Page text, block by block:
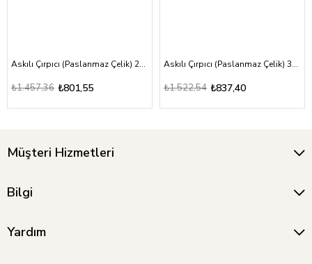
Askılı Çırpıcı (Paslanmaz Çelik) 25 cm
₺801,55
₺1.457,36
Askılı Çırpıcı (Paslanmaz Çelik) 30 cm
₺837,40
₺1.522,54
Müşteri Hizmetleri
Bilgi
Yardım